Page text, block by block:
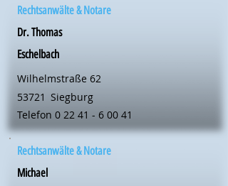
Rechtsanwälte & Notare
Dr. Thomas
Eschelbach
Wilhelmstraße 62
53721 Siegburg
Telefon 0 22 41 - 6 00 41
Rechtsanwälte & Notare
Michael